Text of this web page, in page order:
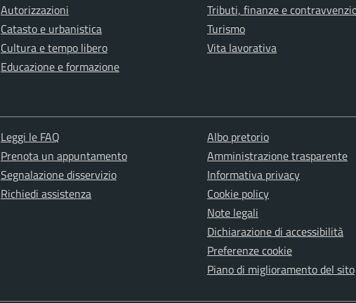
Autorizzazioni
Catasto e urbanistica
Cultura e tempo libero
Educazione e formazione
Tributi, finanze e
Turismo
Vita lavorativa
Leggi le FAQ
Prenota un appuntamento
Segnalazione disservizio
Richiedi assistenza
Albo pretorio
Amministrazione trasparente
Informativa privacy
Cookie policy
Note legali
Dichiarazione di accessibilità
Preferenze cookie
Piano di miglioramento del sito